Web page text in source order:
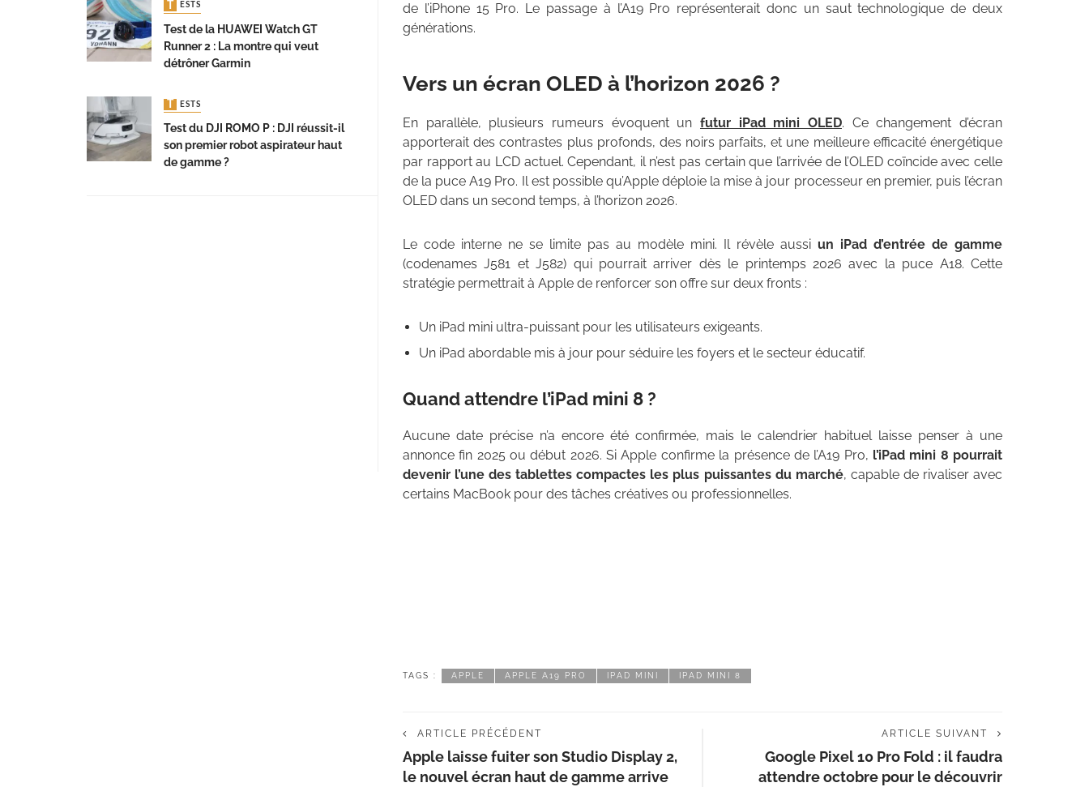
de l’iPhone 15 Pro. Le passage à l’A19 Pro représenterait donc un saut technologique de deux
générations.
Vers un écran OLED à l’horizon 2026 ?
En parallèle, plusieurs rumeurs évoquent un futur iPad mini OLED. Ce changement d’écran
apporterait des contrastes plus profonds, des noirs parfaits, et une meilleure efficacité énergétique
par rapport au LCD actuel. Cependant, il n’est pas certain que l’arrivée de l’OLED coïncide avec celle
de la puce A19 Pro. Il est possible qu’Apple déploie la mise à jour processeur en premier, puis l’écran
OLED dans un second temps, à l’horizon 2026.
Le code interne ne se limite pas au modèle mini. Il révèle aussi un iPad d’entrée de gamme
(codenames J581 et J582) qui pourrait arriver dès le printemps 2026 avec la puce A18. Cette
stratégie permettrait à Apple de renforcer son offre sur deux fronts :
Un iPad mini ultra-puissant pour les utilisateurs exigeants.
Un iPad abordable mis à jour pour séduire les foyers et le secteur éducatif.
Quand attendre l’iPad mini 8 ?
Aucune date précise n’a encore été confirmée, mais le calendrier habituel laisse penser à une
annonce fin 2025 ou début 2026. Si Apple confirme la présence de l’A19 Pro, l’iPad mini 8 pourrait
devenir l’une des tablettes compactes les plus puissantes du marché, capable de rivaliser avec
certains MacBook pour des tâches créatives ou professionnelles.
TAGS : APPLE APPLE A19 PRO IPAD MINI IPAD MINI 8
ARTICLE PRÉCÉDENT
Apple laisse fuiter son Studio Display 2,
le nouvel écran haut de gamme arrive
ARTICLE SUIVANT
Google Pixel 10 Pro Fold : il faudra
attendre octobre pour le découvrir
TESTS
Test de la HUAWEI Watch GT
Runner 2 : La montre qui veut
détrôner Garmin
TESTS
Test du DJI ROMO P : DJI réussit-il
son premier robot aspirateur haut
de gamme ?